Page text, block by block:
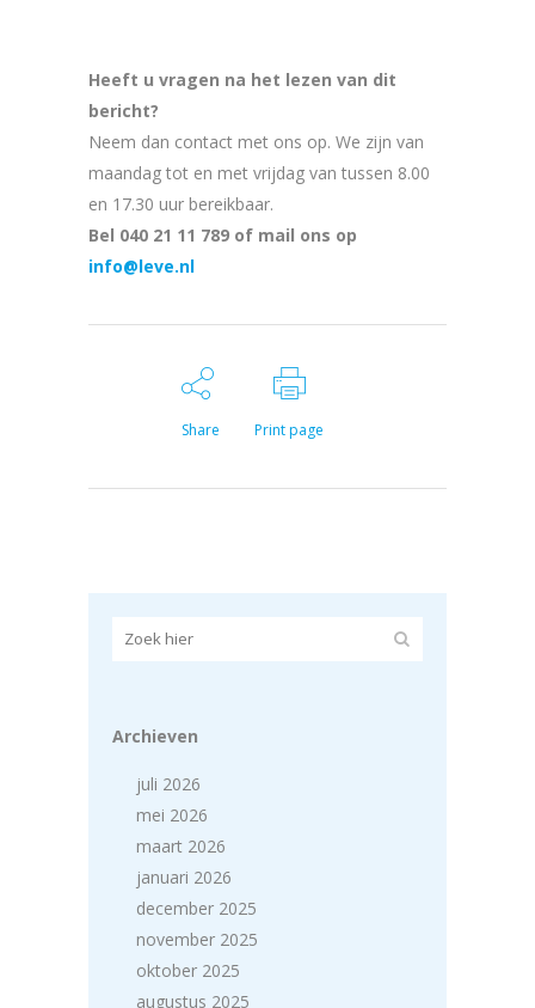
Heeft u vragen na het lezen van dit
bericht?
Neem dan contact met ons op. We zijn van
maandag tot en met vrijdag van tussen 8.00
en 17.30 uur bereikbaar.
Bel 040 21 11 789 of mail ons op
info@leve.nl
Share Print page
Archieven
juli 2026
mei 2026
maart 2026
januari 2026
december 2025
november 2025
oktober 2025
augustus 2025